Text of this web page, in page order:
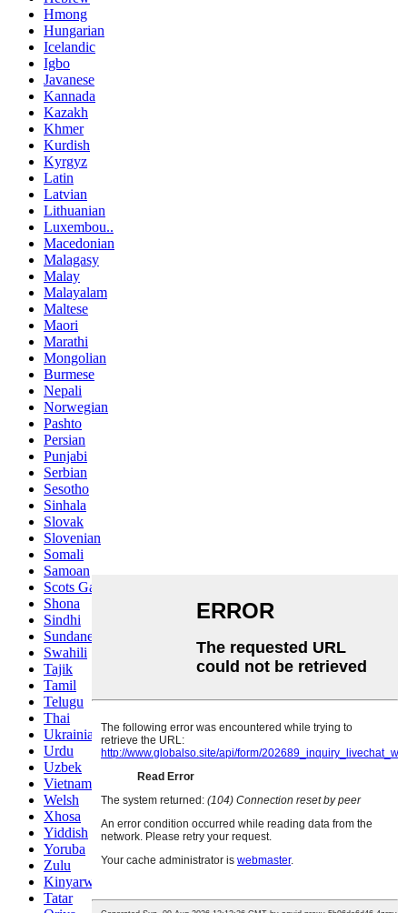
Hmong
Hungarian
Icelandic
Igbo
Javanese
Kannada
Kazakh
Khmer
Kurdish
Kyrgyz
Latin
Latvian
Lithuanian
Luxembou..
Macedonian
Malagasy
Malay
Malayalam
Maltese
Maori
Marathi
Mongolian
Burmese
Nepali
Norwegian
Pashto
Persian
Punjabi
Serbian
Sesotho
Sinhala
Slovak
Slovenian
Somali
Samoan
Scots Gaelic
Shona
Sindhi
Sundanese
Swahili
Tajik
Tamil
Telugu
Thai
Ukrainian
Urdu
Uzbek
Vietnamese
Welsh
Xhosa
Yiddish
Yoruba
Zulu
Kinyarwanda
Tatar